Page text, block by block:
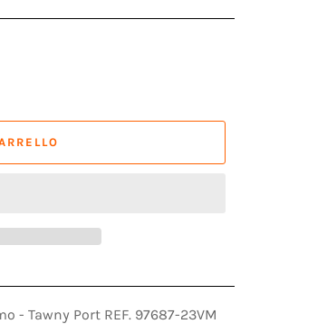
- Tawny Port REF. 97687-23VM